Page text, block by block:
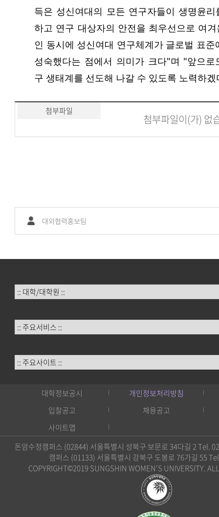
득은 성신여대의 모든 연구자들이 생명윤
하고 연구 대상자의 안전을 최우선으로 여
인 동시에 성신여대 연구체계가 글로벌 표
성숙했다는 점에서 의미가 크다"며 "앞으로
구 생태계를 선도해 나갈 수 있도록 노력하
첨부파일
첨부파일이(가) 없
대외협력홍보팀
대학정보공시
개인정보처리방침
입찰공고
채용공고
사이트맵
돈암수정캠퍼스 (02844) 서울특별시 성북구 보문로 34다길 2 Tel.
캠퍼스 (01133) 서울특별시 강북구 도봉로 76가길 55
COPYRIGHT©2019 SUNGSHIN WOMEN'S UNIVERSITY.